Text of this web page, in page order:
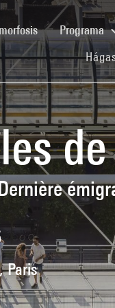
(current)Programa
Paris